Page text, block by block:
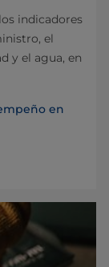
indicadores
el
y el agua, en
en